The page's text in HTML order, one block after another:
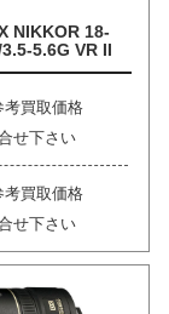
NIKKOR 18-
5.6G VR II
考買取価格
せ下さい
考買取価格
せ下さい